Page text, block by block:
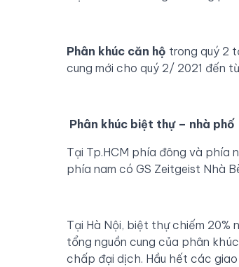
Phân khúc căn hộ trong quý 2
cung mới cho quý 2/ 2021 đến
Phân khúc biệt thự – nhà phố
Tại Tp.HCM phía đông và phía
phía nam có GS Zeitgeist Nhà
Tại Hà Nội, biệt thự chiếm 20%
tổng nguồn cung của phân
chấp đại dịch. Hầu hết các